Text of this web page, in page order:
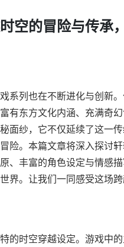
空的冒险与传承
系列也在不断进化与创新
有东方文化内涵、充满奇
面纱，它不仅延续了这一
险。本篇文章将深入探讨
、丰富的角色设定与情感
界。让我们一同感受这场跨
的时空穿越设定。游戏中